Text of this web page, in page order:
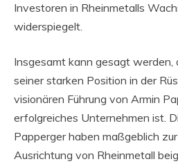
Investoren in Rheinmetalls
widerspiegelt.
Insgesamt kann gesagt werden,
seiner starken Position in der
visionären Führung von Armin
erfolgreiches Unternehmen ist.
Papperger haben maßgeblich
Ausrichtung von Rheinmetall